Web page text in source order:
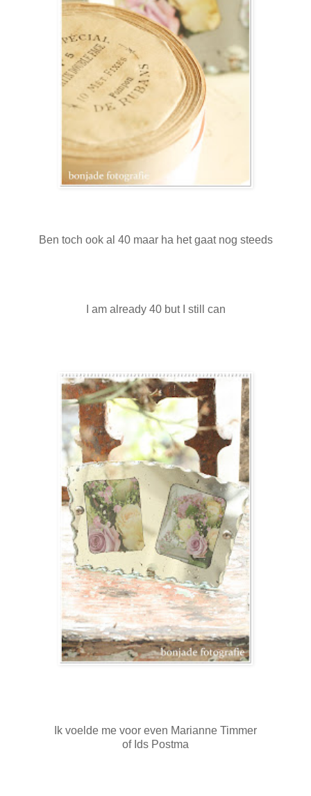
Ben toch ook al 40 maar ha het gaat nog steeds
I am already 40 but I still can
Ik voelde me voor even Marianne Timmer
of Ids Postma